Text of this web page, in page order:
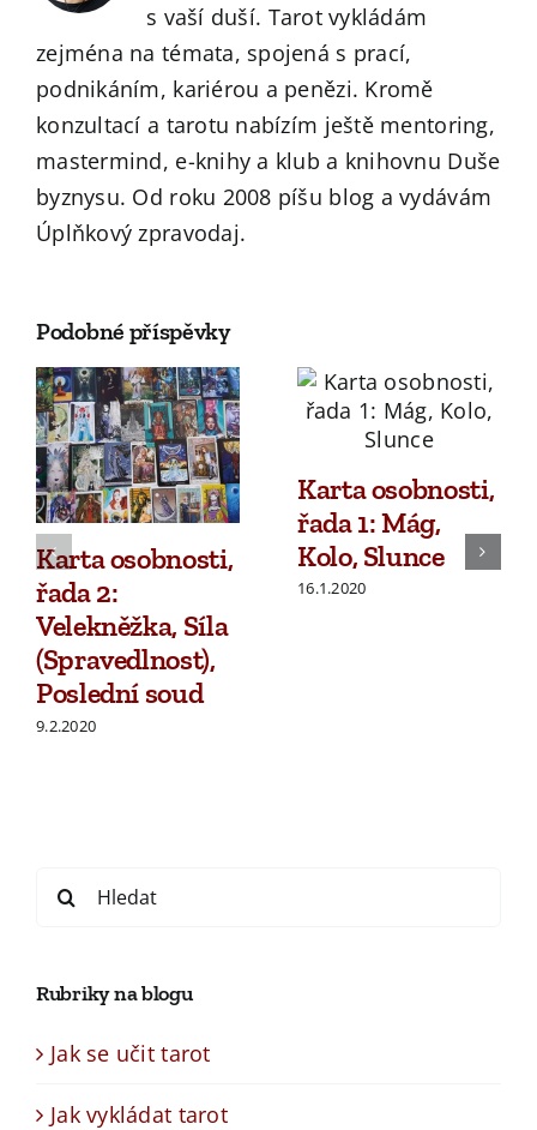
s vaší duší. Tarot vykládám
zejména na témata, spojená s prací,
podnikáním, kariérou a penězi. Kromě
konzultací a tarotu nabízím ještě mentoring,
mastermind, e-knihy a klub a knihovnu Duše
byznysu. Od roku 2008 píšu blog a vydávám
Úplňkový zpravodaj.
Podobné příspěvky
Karta osobnosti,
řada 2:
Velekněžka, Síla
(Spravedlnost),
Poslední soud
9.2.2020
Karta osobnosti,
řada 1: Mág,
Kolo, Slunce
16.1.2020
Search
Rubriky na blogu
Jak se učit tarot
Jak vykládat tarot